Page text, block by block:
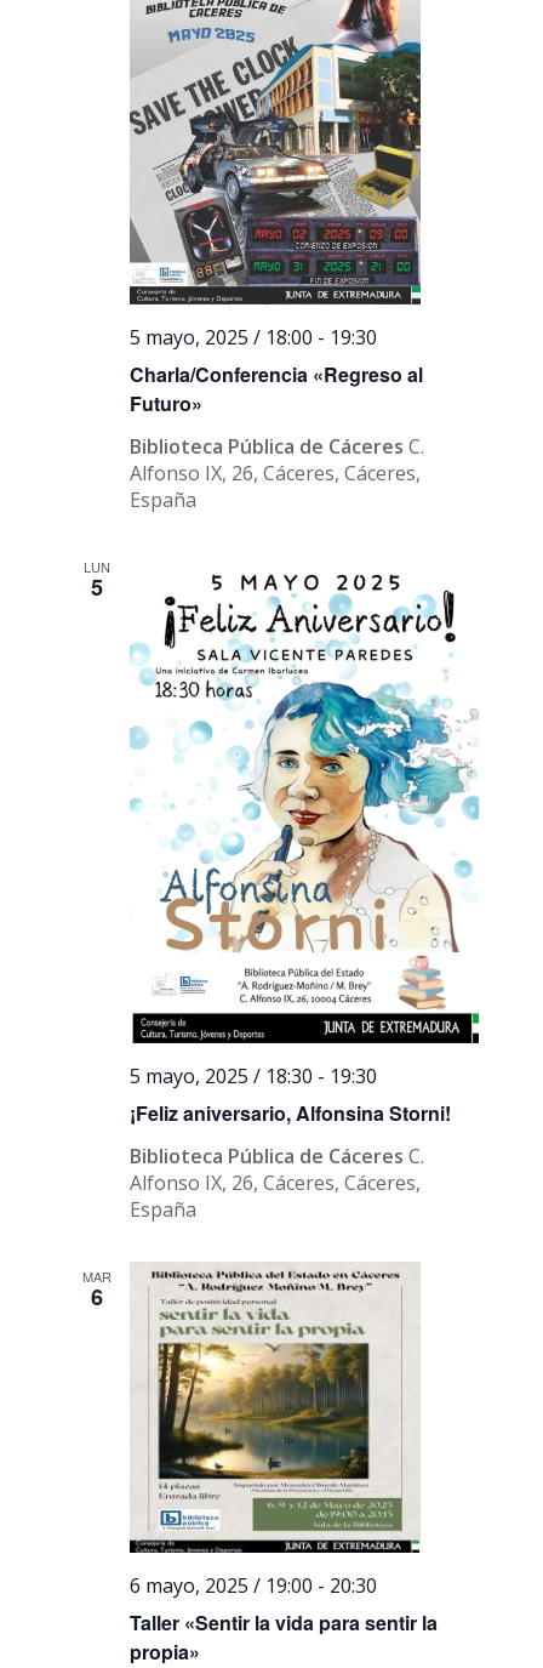
Charla/Conferencia «Regreso al
Futuro»
5 mayo, 2025 / 18:00 - 19:30
Biblioteca Pública de CáceresC.
Alfonso IX, 26, Cáceres, Cáceres,
España
LUN
5
¡Feliz aniversario, Alfonsina Storni!
5 mayo, 2025 / 18:30 - 19:30
Biblioteca Pública de CáceresC.
Alfonso IX, 26, Cáceres, Cáceres,
España
MAR
6
Taller «Sentir la vida para sentir la
propia»
6 mayo, 2025 / 19:00 - 20:30